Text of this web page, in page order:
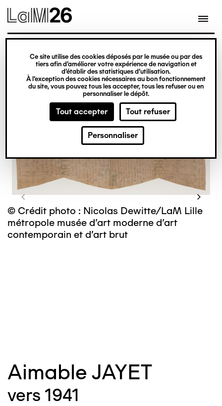
Gestion des cookies
Ce site utilise des cookies déposés par le musée ou par des
tiers afin d’améliorer votre expérience de navigation et
d’établir des statistiques d’utilisation.
À l’exception des cookies nécessaires au bon fonctionnement
du site, vous pouvez tous les accepter, tous les refuser ou en
personnaliser le dépôt.
Tout accepter Tout refuser
Personnaliser
contenu
© Crédit photo : Nicolas Dewitte/LaM Lille
métropole musée d’art moderne d’art
contemporain et d’art brut
Aimable JAYET
vers 1941